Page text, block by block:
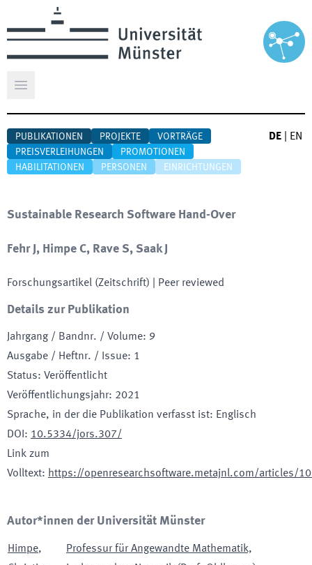
Hauptmenü öffnen
PUBLIKATIONEN PROJEKTE
VORTRÄGE
PREISVERLEIHUNGEN
PROMOTIONEN
HABILITATIONEN
PERSONEN EINRICHTUNGEN
DE EN
Sustainable Research Software Hand-Over
Fehr J, Himpe C, Rave S, Saak J
Forschungsartikel (Zeitschrift) | Peer reviewed
Details zur Publikation
Jahrgang / Bandnr. / Volume: 9
Ausgabe / Heftnr. / Issue: 1
Status: Veröffentlicht
Veröffentlichungsjahr: 2021
Sprache, in der die Publikation verfasst ist: Englisch
DOI : 10.5334/jors.307/
Link zum
Volltext: https://openresearchsoftware.metajnl.com/articles/
Autor*innen der Universität Münster
Himpe,
Professur für Angewandte Mathematik,